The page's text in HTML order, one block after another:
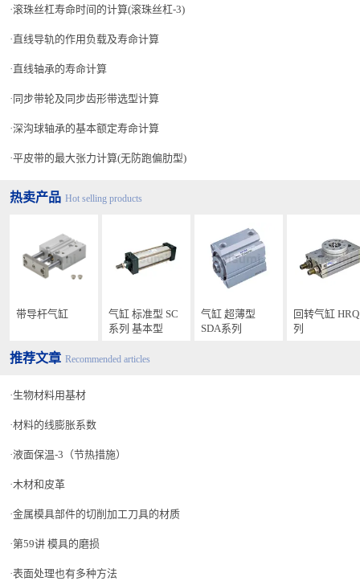
滚珠丝杠寿命时间的计算(滚珠丝杠-3)
直线导轨的作用负载及寿命计算
直线轴承的寿命计算
同步带轮及同步齿形带选型计算
深沟球轴承的基本额定寿命计算
平皮带的最大张力计算(无防跑偏肋型)
热卖产品 Hot selling products
带导杆气缸
气缸 标准型 SC
系列 基本型
气缸 超薄型
SDA系列
回转气缸
列
推荐文章 Recommended articles
生物材料用基材
材料的线膨胀系数
液面保温-3（节热措施）
木材和皮革
金属模具部件的切削加工刀具的材质
第59讲 模具的磨损
表面处理也有多种方法